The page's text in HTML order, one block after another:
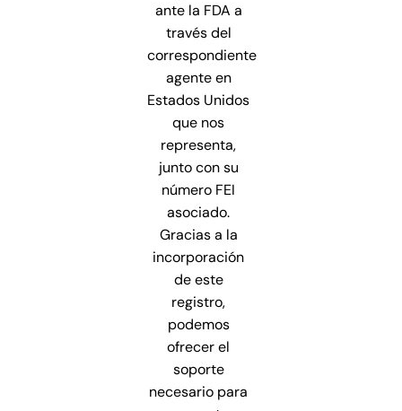
ante la FDA a
través del
correspondiente
agente en
Estados Unidos
que nos
representa,
junto con su
número FEI
asociado.
Gracias a la
incorporación
de este
registro,
podemos
ofrecer el
soporte
necesario para